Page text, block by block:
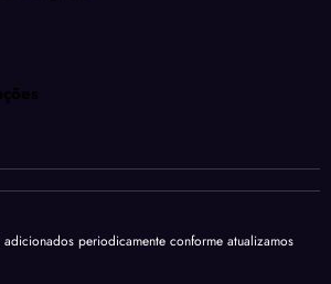
periodicamente conforme atualizamos